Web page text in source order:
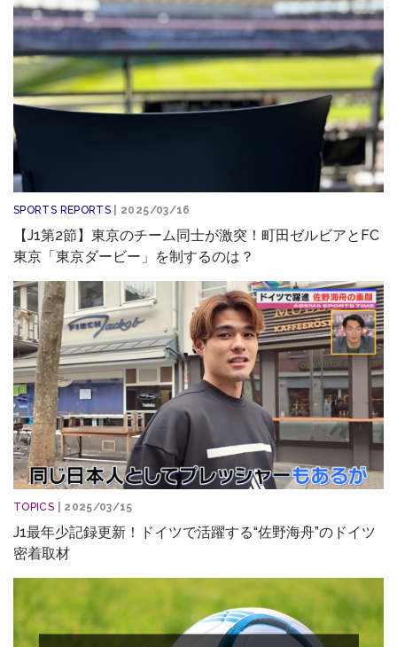
SPORTS REPORTS | 2025/03/16
【J1第2節】東京のチーム同士が激突！町田ゼルビアとFC
東京「東京ダービー」を制するのは？
TOPICS | 2025/03/15
J1最年少記録更新！ドイツで活躍する“佐野海舟”のドイツ
密着取材